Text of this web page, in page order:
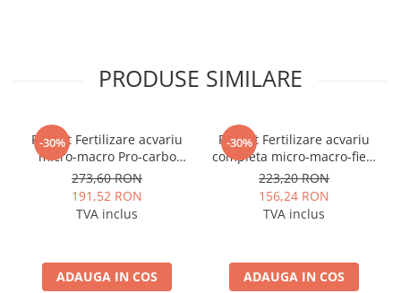
PRODUSE SIMILARE
-30%
Pachet Fertilizare acvariu
micro-macro Pro-carbo
Plant Serum 3x1000ml
273,60 RON
191,52 RON
TVA inclus
ADAUGA IN COS
-30%
Pachet Fertilizare acvariu
completa micro-macro-fier-
carbo Plant Serum 4x500ml
223,20 RON
156,24 RON
TVA inclus
ADAUGA IN COS